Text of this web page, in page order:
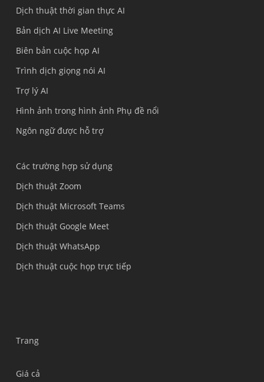
Dịch thuật thời gian thực AI
Bản dịch AI Live Meeting
Biên bản cuộc họp AI
Trình dịch giọng nói AI
Trợ lý AI
Hình ảnh trong hình ảnh Phụ đề nổi
Ngôn ngữ được hỗ trợ
Các trường hợp sử dụng
Dịch thuật Zoom
Dịch thuật Microsoft Teams
Dịch thuật Google Meet
Dịch thuật WhatsApp
Dịch thuật cuộc họp trực tiếp
Trang
Giá cả